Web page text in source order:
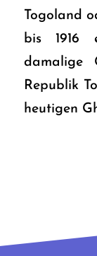
Togoland
bis 1916
damalige
Republik
heutigen